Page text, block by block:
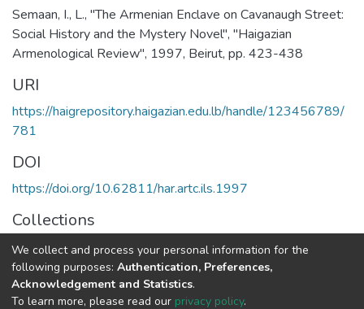
Semaan, I., L., "The Armenian Enclave on Cavanaugh Street:
Social History and the Mystery Novel", "Haigazian
Armenological Review", 1997, Beirut, pp. 423-438
URI
https://haigrepository.haigazian.edu.lb/handle/123456789/
781
DOI
https://doi.org/10.62811/har.artc.ils.1997
Collections
Articles
Full item page
We collect and process your personal information for the
following purposes: Authentication, Preferences,
Acknowledgement and Statistics.
To learn more, please read our privacy policy.